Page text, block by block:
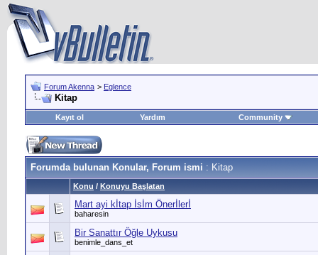
Forum Akenna > Eglence
Kitap
Kayıt ol Yardım Community
Forumda bulunan Konular, Forum ismi : Kitap
Konu / Konuyu Başlatan
Mart ayi kİtap İsİm Önerİlerİ
baharesin
Bir Sanattır Öğle Uykusu
benimle_dans_et